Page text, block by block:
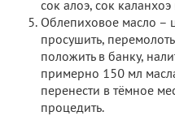
сок алоэ, сок
Облепиховое масло –
просушить,
положить в банку,
примерно 150 мл
перенести в тёмное
процедить.